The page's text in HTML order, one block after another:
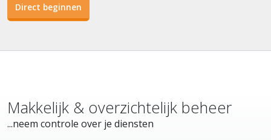
Direct beginnen
Makkelijk & overzichtelijk beheer
...neem controle over je diensten